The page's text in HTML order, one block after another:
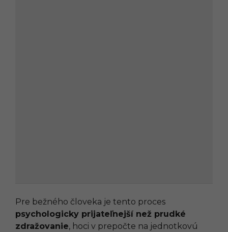
Pre bežného človeka je tento proces
psychologicky prijateľnejší než prudké
zdražovanie, hoci v prepočte na jednotkovú